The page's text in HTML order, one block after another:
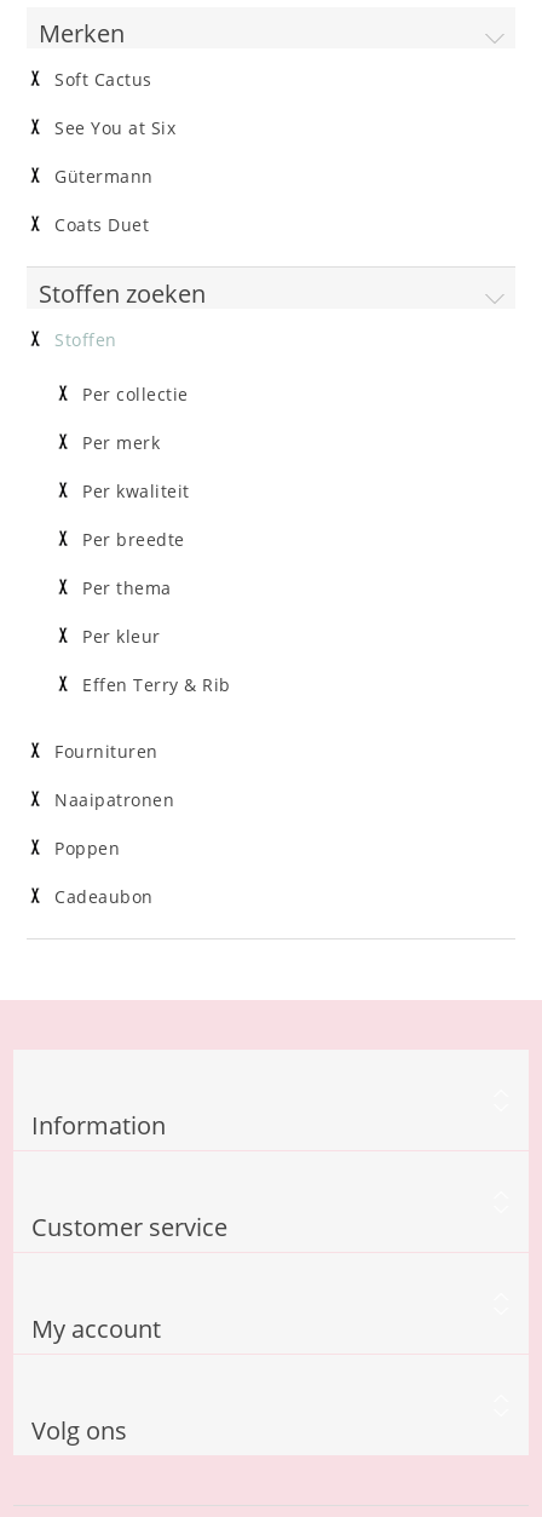
Merken
Soft Cactus
See You at Six
Gütermann
Coats Duet
Stoffen zoeken
Stoffen
Per collectie
Per merk
Per kwaliteit
Per breedte
Per thema
Per kleur
Effen Terry & Rib
Fournituren
Naaipatronen
Poppen
Cadeaubon
Information
Customer service
My account
Volg ons